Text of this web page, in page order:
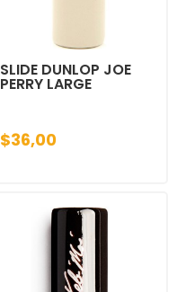
SLIDE DUNLOP JOE
PERRY LARGE
$36,00